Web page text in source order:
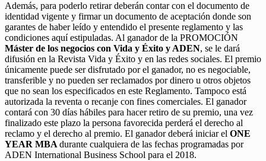
Además, para poderlo retirar deberán contar con el documento de
identidad vigente y firmar un documento de aceptación donde son
garantes de haber leído y entendido el presente reglamento y las
condiciones aquí estipuladas. Al ganador de la PROMOCIÓN
Máster de los negocios con Vida y Éxito y ADEN, se le dará
difusión en la Revista Vida y Éxito y en las redes sociales. El premio
únicamente puede ser disfrutado por el ganador, no es negociable,
transferible y no pueden ser reclamados por dinero u otros objetos
que no sean los especificados en este Reglamento. Tampoco está
autorizada la reventa o recanje con fines comerciales. El ganador
contará con 30 días hábiles para hacer retiro de su premio, una vez
finalizado este plazo la persona favorecida perderá el derecho al
reclamo y el derecho al premio. El ganador deberá iniciar el ONE
YEAR MBA durante cualquiera de las fechas programadas por
ADEN International Business School para el 2018.